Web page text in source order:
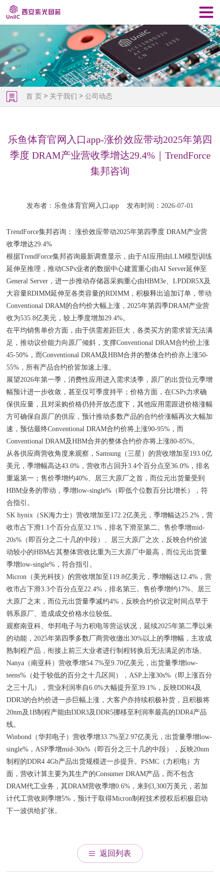
首 页> 关于我们 >公司动态
乐鱼体育官网入口app-涨价效应带动2025年第四
季度 DRAM产业营收季增达29.4%｜TrendForce
集邦咨询
发布者：乐鱼体育官网入口app 发布时间：2026-07-01
TrendForce集邦咨询： 涨价效应带动2025年第四季度 DRAM产业营
收季增达29.4%
根据TrendForce集邦咨询最新调查显示，由于AI应用由LLM模型训练
延伸至推理，推动CSPs业者的数据中心建置重心由AI Server延伸至
General Server，进一步推动存储器采购重心由HBM3e、LPDDR5X及
大容量RDIMM延伸至各类容量的RDIMM，积极释出追加订单，带动
Conventional DRAM的合约价大幅上涨，2025年第四季DRAM产业营
收为535.8亿美元，较上季度增加29.4%。
在平均销售单价方面，由于供需差距巨大，各类买方的需求皆无法满
足，推动议价能力向原厂倾斜，支撑Conventional DRAM合约价上涨
45-50%，而Conventional DRAM及HBM合并的整体合约价亦上涨50-
55%，所有产品合约价皆加速上涨。
展望2026年第一季，消费性应用进入需求淡季，原厂的出货位元季增
幅预计进一步收敛，甚至仅可季度持平；价格方面，在CSPs力求确
保供应量，且对采购价格仍持开放态度下，其他应用需跟进价格涨幅
方可确保自原厂的供应，预计推动多数产品的合约价涨幅再次大幅加
速，预估最终Conventional DRAM合约价将上涨90-95%，而
Conventional DRAM及HBM合并的整体合约价亦将上涨80-85%。
从各供应商营收角度来观察，Samsung（三星）的营收增加至193.0亿
美元，季增幅高达43.0%，营收市占回升3.4个百分点至36.0%，排名
重返第一；售价季增约40%、居三大原厂之首，而位元出货量受到
HBM业务的带动，季增low-single%（即低个位数百分比增长），符
合指引。
SK hynix（SK海力士）营收增加至172.2亿美元，季增幅达25.2%，营
收市占下滑1.1个百分点至32.1%，排名下滑至第二。售价季增mid-
20s%（即百分之二十几的中段）、居三大原厂之次，反映合约价波
动较小的HBM占其整体营收比重为三大原厂中最高，而位元出货量
季增low-single%，符合指引。
Micron（美光科技）的营收增加至119.8亿美元，季增幅达12.4%，营
收市占下滑3.3个百分点至22.4%，排名第三。售价季增约17%、居三
大原厂之末，而位元出货量季减约4%，反映合约价议定时间点早于
韩系原厂、造成成交价格水位较低。
观察南亚科、华邦电子与力积电等营运状况，延续2025年第二季以来
的动能，2025年第四季多数厂商营收缴出30%以上的季增幅，主攻成
熟制程产品，衔接上前三大业者进行制程转换后无法满足的市场。
Nanya（南亚科）营收季增54.7%至9.70亿美元，出货量季增low-
teens%（处于较低的百分之十几区间），ASP上涨30s%（即上涨百分
之三十几），营业利润率自6.0%大幅提升至39.1%，反映DDR4及
DDR3的合约价进一步巨幅上涨，大客户亦持续积极补货，且积极将
20nm及1B制程产能由DDR3及DDR5挪移至利润率最高的DDR4产品
线。
Winbond（华邦电子）营收季增33.7%至2.97亿美元，出货量季增low-
single%，ASP季增mid-30s%（即百分之三十几的中段），反映20nm
制程的DDR4 4Gb产品出货规模进一步提升。PSMC（力积电）方
面，营收计算主要为其生产的Consumer DRAM产品，而不包含
DRAM代工业务，其DRAM营收季增0.6%，来到3,300万美元，若加
计代工营收则季增5%，预计于取得Micron制程技术授权后积极启动
下一波供给扩张。
返回列表